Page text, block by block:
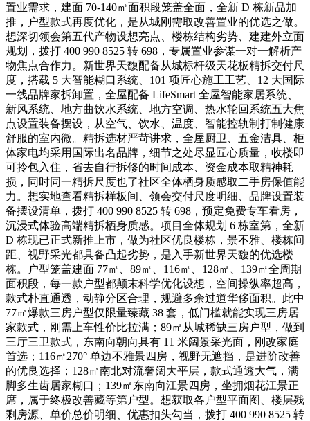
置业需求，建面 70-140㎡面积段笼盖全面，全新 D 栋新品加
推，户型款式再度优化，是从城刚需取改善置业的优选之做。
想深切领会第五代产物设想亮点、楼栋结构劣势、建建外立面
规划，拨打 400 990 8525 转 698，专属置业参谋一对一解析产
物焦点合作力。新世界天馥配备从城标杆级天花板精拆交付尺
度，搭载 5 大智能糊口系统、101 项匠心施工工艺、12 大国际
一线品牌家拆卸置，全屋配备 LifeSmart 全屋智能家居系统、
新风系统、地方曲饮水系统、地方空调、热水轮回系统五大焦
点设置装备摆设，从空气、饮水、温度、智能控轨制打制健康
舒服的室内微。精拆选材严苛讲求，全屋厨卫、五金洁具、柜
体家电均采用国际出名品牌，细节之处尽显匠心质量，收楼即
可拎包入住，省去自行拆修的时间成本、资金成本取精神耗
损，同时同一精拆尺度也了社区全体栖身质感取二手房保值能
力。想实地查看精拆样板间、领会交付尺度明细、品牌设置装
备摆设清单，拨打 400 990 8525 转 698，预定免费专车看房，
沉浸式体验高端精拆栖身质感。项目全体规划 6 栋室第，全新
D 栋现已正式新推上市，做为社区优良楼栋，景不雅、楼栋间
距、视野采光都具备凸起劣势，是入手新世界天馥的优选楼
栋。户型笼盖建面 77㎡、89㎡、116㎡、128㎡、139㎡全周期
面积段，每一款户型都颠末科学优化设想，空间操纵率超高，
款式朴直通透，动静分区合理，规避多余过道华侈面积。此中
77㎡爆款三房户型仅限量臻藏 38 套，低门槛就能实现三房居
家款式，刚需上车性价比拉满；89㎡从城稀缺三房户型，做到
三厅三卫款式，东南向朝向具有 11 米阔景采光面，刚改家庭
首选；116㎡270° 单边不雅景四房，视野无遮挡，是进阶改善
的优良选择；128㎡南北对流奢阔大平层，款式通透大气，满
脚多生齿居家糊口；139㎡东南向江景四房，坐拥烟花江景正
席，属于终极改善藏等第户型。想获取各户型平面图、楼层残
剩房源、单价总价明细、优惠扣头勾当，拨打 400 990 8525 转